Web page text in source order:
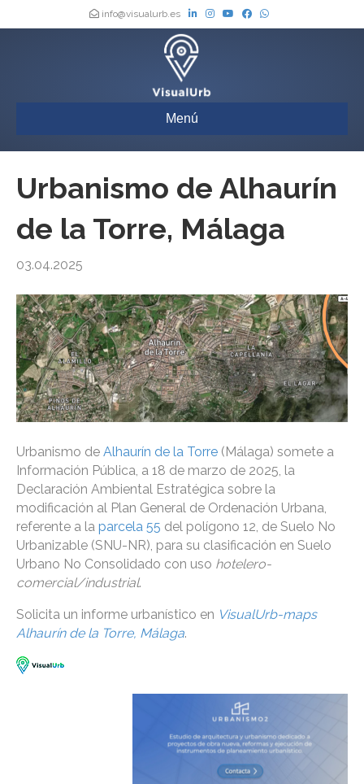
info@visualurb.es
Menú
Urbanismo de Alhaurín
de la Torre, Málaga
03.04.2025
Urbanismo de Alhaurín de la Torre (Málaga) somete a
Información Pública, a 18 de marzo de 2025, la
Declaración Ambiental Estratégica sobre la
modificación al Plan General de Ordenación Urbana,
referente a la parcela 55 del polígono 12, de Suelo No
Urbanizable (SNU-NR), para su clasificación en Suelo
Urbano No Consolidado con uso hotelero-
comercial/industrial.
Solicita un informe urbanístico en VisualUrb-maps
Alhaurín de la Torre, Málaga.